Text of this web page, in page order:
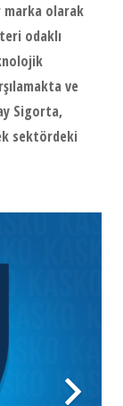
marka olarak
odaklı
ve
Sigorta,
sektördeki